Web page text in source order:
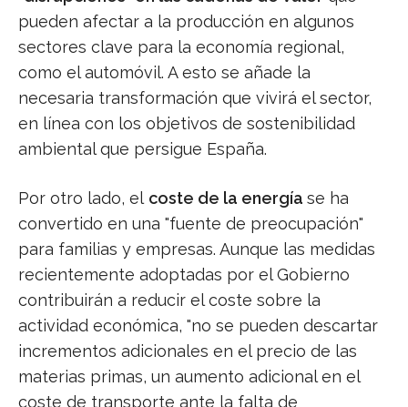
pueden afectar a la producción en algunos
sectores clave para la economía regional,
como el automóvil. A esto se añade la
necesaria transformación que vivirá el sector,
en línea con los objetivos de sostenibilidad
ambiental que persigue España.
Por otro lado, el coste de la energía se ha
convertido en una "fuente de preocupación"
para familias y empresas. Aunque las medidas
recientemente adoptadas por el Gobierno
contribuirán a reducir el coste sobre la
actividad económica, "no se pueden descartar
incrementos adicionales en el precio de las
materias primas, un aumento adicional en el
coste de transporte ante la falta de